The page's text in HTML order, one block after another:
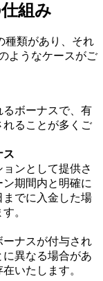
組み
種類があり、それ
ようなケースがご
ボーナスで、有
ることが多くご
ス
ンとして提供さ
期間内と明確に
でに入金した場
。
ーナスが付与され
異なる場合があ
いたします。